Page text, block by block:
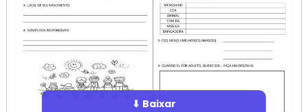
⬇ Baixar